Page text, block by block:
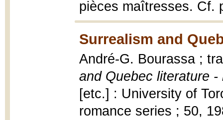
pièces maîtresses. Cf.
Surrealism and
André-G. Bourassa ;
and Quebec literature
[etc.] : University of
romance series ; 50,